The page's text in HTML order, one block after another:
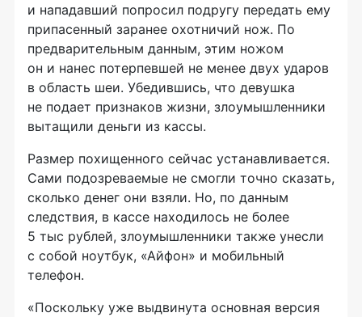
и нападавший попросил подругу передать ему
припасенный заранее охотничий нож. По
предварительным данным, этим ножом
он и нанес потерпевшей не менее двух ударов
в область шеи. Убедившись, что девушка
не подает признаков жизни, злоумышленники
вытащили деньги из кассы.
Размер похищенного сейчас устанавливается.
Сами подозреваемые не смогли точно сказать,
сколько денег они взяли. Но, по данным
следствия, в кассе находилось не более
5 тыс рублей, злоумышленники также унесли
с собой ноутбук, «Айфон» и мобильный
телефон.
«Поскольку уже выдвинута основная версия